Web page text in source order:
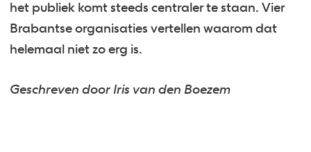
het publiek komt steeds centraler te staan. Vier
Brabantse organisaties vertellen waarom dat
helemaal niet zo erg is.
Geschreven door Iris van den Boezem